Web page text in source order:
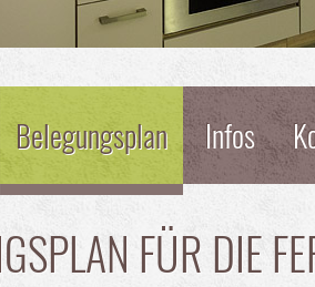
Belegungsplan Infos
FÜR DIE